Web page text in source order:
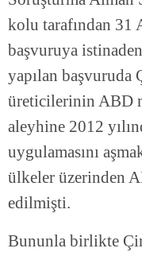
kolu tarafından 31
başvuruya
yapılan başvuruda
üreticilerinin ABD
aleyhine 2012
uygulamasını
ülkeler üzerinden
edilmişti.
Bununla birlikte